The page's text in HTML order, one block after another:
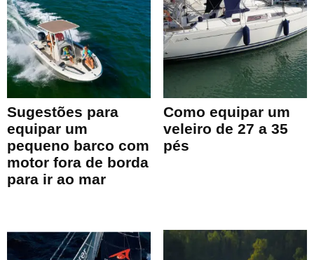
Sugestões para
equipar um
pequeno barco com
motor fora de borda
para ir ao mar
Como equipar um
veleiro de 27 a 35
pés